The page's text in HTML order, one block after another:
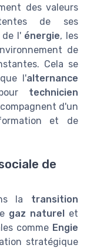
des valeurs
de ses
de l' énergie, les
de
Cela se
l'alternance
technicien
d'un
et de
de
la transition
gaz naturel et
comme Engie
stratégique